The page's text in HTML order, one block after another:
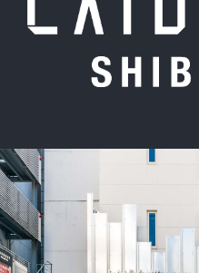
Home
Business
For Owner
Cases
IR
Contact